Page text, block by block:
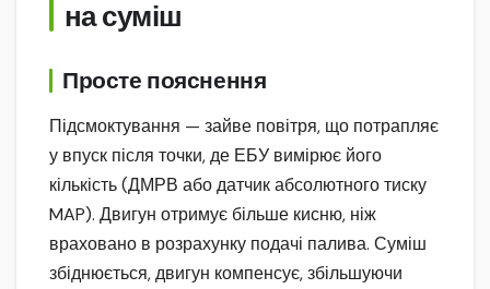
на суміш
Просте пояснення
Підсмоктування — зайве повітря, що потрапляє
у впуск після точки, де ЕБУ вимірює його
кількість (ДМРВ або датчик абсолютного тиску
MAP). Двигун отримує більше кисню, ніж
враховано в розрахунку подачі палива. Суміш
збіднюється, двигун компенсує, збільшуючи